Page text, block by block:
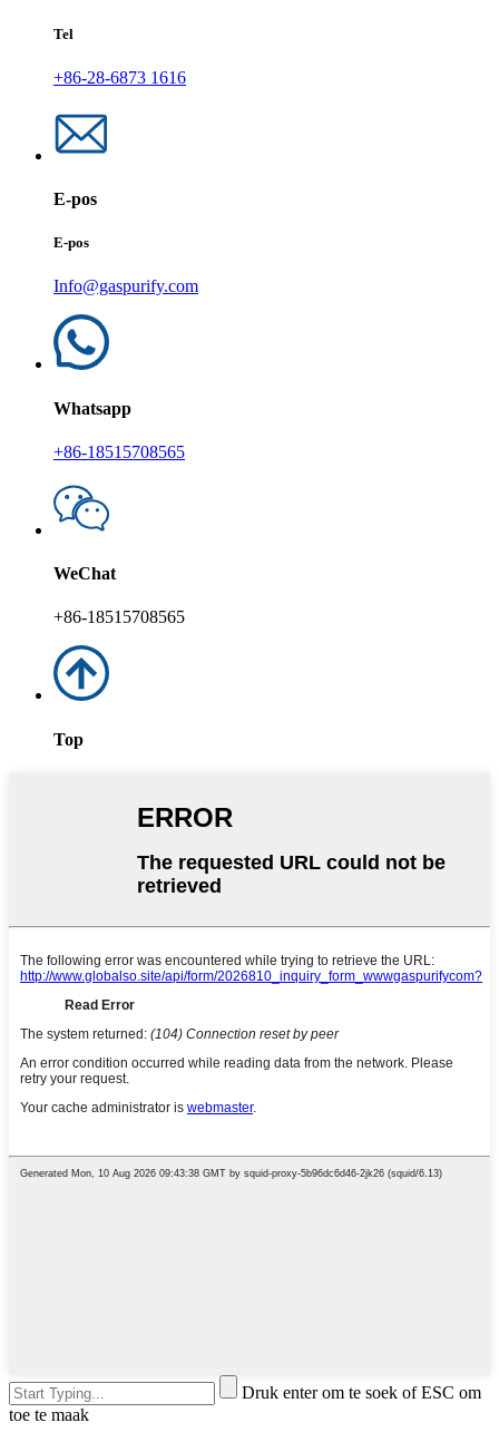
Tel
+86-28-6873 1616
E-pos
E-pos
Info@gaspurify.com
Whatsapp
+86-18515708565
WeChat
+86-18515708565
Top
Druk enter om te soek of ESC om
toe te maak